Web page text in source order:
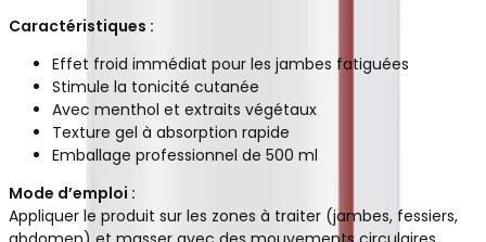
Caractéristiques :
Effet froid immédiat pour les jambes fatiguées
Stimule la tonicité cutanée
Avec menthol et extraits végétaux
Texture gel à absorption rapide
Emballage professionnel de 500 ml
Mode d’emploi :
Appliquer le produit sur les zones à traiter (jambes, fessiers,